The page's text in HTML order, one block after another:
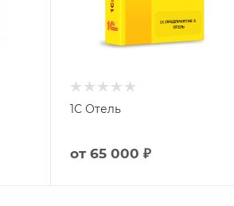
1С Отель
от 65 000 ₽